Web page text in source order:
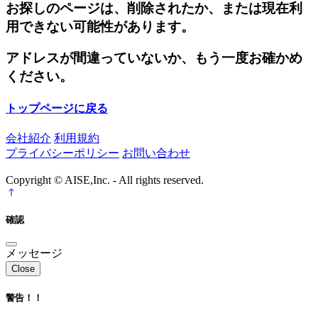
お探しのページは、削除されたか、または現在利
用できない可能性があります。
アドレスが間違っていないか、もう一度お確かめ
ください。
トップページに戻る
会社紹介 利用規約
プライバシーポリシー お問い合わせ
Copyright © AISE,Inc. - All rights reserved.
確認
メッセージ
Close
警告！！